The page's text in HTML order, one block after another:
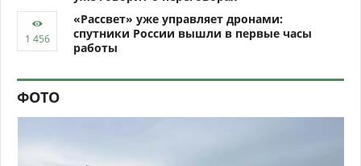
«Рассвет» уже управляет дронами:
спутники России вышли в первые часы
работы
ФОТО